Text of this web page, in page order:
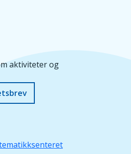
aktiviteter og